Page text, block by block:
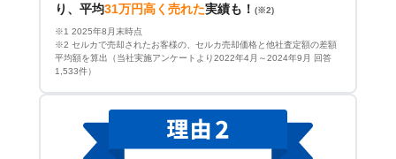
り、平均31万円高く売れた実績も！ (※2)
※1 2025年8月末時点
※2 セルカで売却されたお客様の、セルカ売却価格と他社査定額の差額
平均額を算出（当社実施アンケートより2022年4月～2024年9月 回答
1,533件）